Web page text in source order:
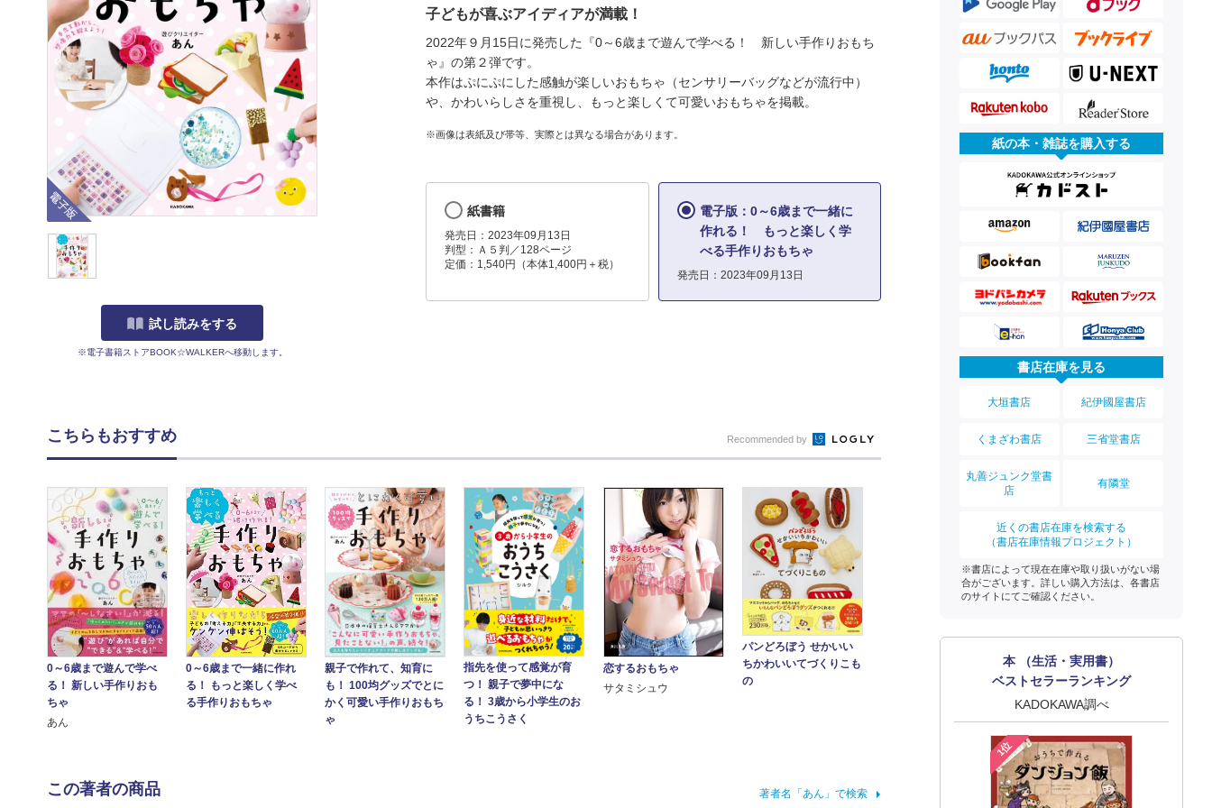
電子版
試し読みをする
※電子書籍ストアBOOK☆WALKERへ移動します。
子どもが喜ぶアイディアが満載！
2022年９月15日に発売した『0～6歳まで遊んで学べる！ 新しい手作りおもち
ゃ』の第２弾です。
本作はぷにぷにした感触が楽しいおもちゃ（センサリーバッグなどが流行中）
や、かわいらしさを重視し、もっと楽しくて可愛いおもちゃを掲載。
※画像は表紙及び帯等、実際とは異なる場合があります。
紙書籍
発売日：2023年09月13日
判型：Ａ５判／128ページ
定価：1,540円（本体1,400円＋税）
電子版：0～6歳まで一緒に
作れる！ もっと楽しく学
べる手作りおもちゃ
発売日：2023年09月13日
紙の本・雑誌を購入する
書店在庫を見る
大垣書店 紀伊國屋書店
くまざわ書店 三省堂書店
丸善ジュンク堂書
店
有隣堂
近くの書店在庫を検索する
（書店在庫情報プロジェクト）
※書店によって現在在庫や取り扱いがない場
合がございます。詳しい購入方法は、各書店
のサイトにてご確認ください。
本 （生活・実用書）
ベストセラーランキング
KADOKAWA調べ
1位
こちらもおすすめ Recommended by
0～6歳まで遊んで学べ
る！ 新しい手作りおも
ちゃ
あん
0～6歳まで一緒に作れ
る！ もっと楽しく学べ
る手作りおもちゃ
親子で作れて、知育に
も！ 100均グッズでとに
かく可愛い手作りおもち
ゃ
指先を使って感覚が育
つ！ 親子で夢中にな
る！ 3歳から小学生のお
うちこうさく
恋するおもちゃ
サタミシュウ
パンどろぼう せかいい
ちかわいいてづくりこも
の
この著者の商品 著者名「あん」で検索